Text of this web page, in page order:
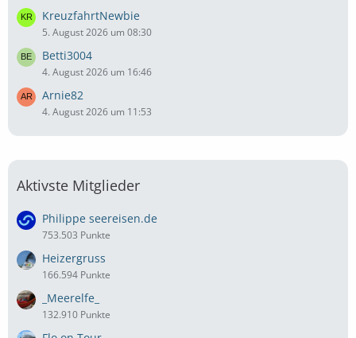
KreuzfahrtNewbie
5. August 2026 um 08:30
Betti3004
4. August 2026 um 16:46
Arnie82
4. August 2026 um 11:53
Aktivste Mitglieder
Philippe seereisen.de
753.503 Punkte
Heizergruss
166.594 Punkte
_Meerelfe_
132.910 Punkte